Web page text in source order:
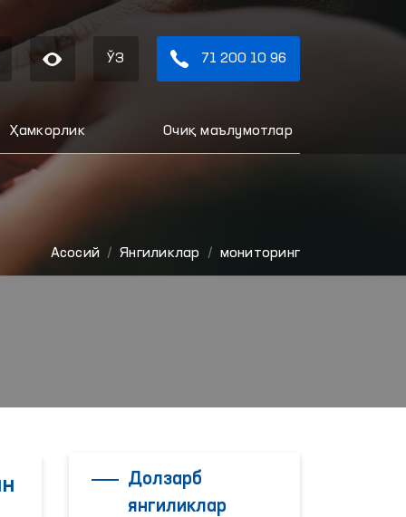
ЎЗ 71 200 10 96
Ҳамкорлик Очиқ маълумотлар
Aсосий Янгиликлар мониторинг
Долзарб
янгиликлар